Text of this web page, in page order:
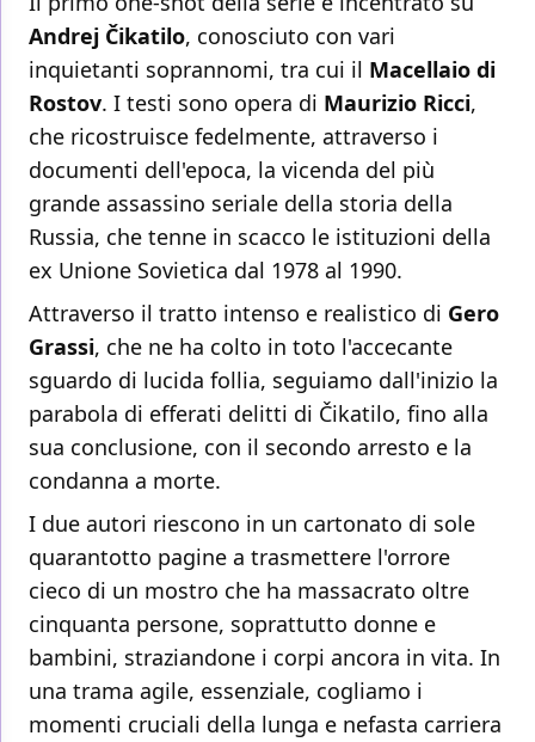
Andrej Čikatilo, conosciuto con vari
inquietanti soprannomi, tra cui il Macellaio di
Rostov. I testi sono opera di Maurizio Ricci,
che ricostruisce fedelmente, attraverso i
documenti dell'epoca, la vicenda del più
grande assassino seriale della storia della
Russia, che tenne in scacco le istituzioni della
ex Unione Sovietica dal 1978 al 1990.
Attraverso il tratto intenso e realistico di Gero
Grassi, che ne ha colto in toto l'accecante
sguardo di lucida follia, seguiamo dall'inizio la
parabola di efferati delitti di Čikatilo, fino alla
sua conclusione, con il secondo arresto e la
condanna a morte.
I due autori riescono in un cartonato di sole
quarantotto pagine a trasmettere l'orrore
cieco di un mostro che ha massacrato oltre
cinquanta persone, soprattutto donne e
bambini, straziandone i corpi ancora in vita. In
una trama agile, essenziale, cogliamo i
momenti cruciali della lunga e nefasta carriera